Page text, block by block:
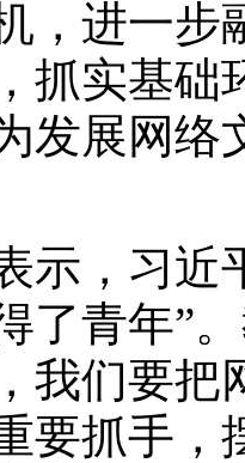
，进一步
抓实基础
发展网络
，习近
了青年”
我们要把
要抓手，